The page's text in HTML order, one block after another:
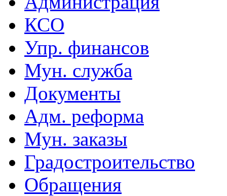
КСО
Упр. финансов
Мун. служба
Документы
Адм. реформа
Мун. заказы
Градостроительство
Обращения